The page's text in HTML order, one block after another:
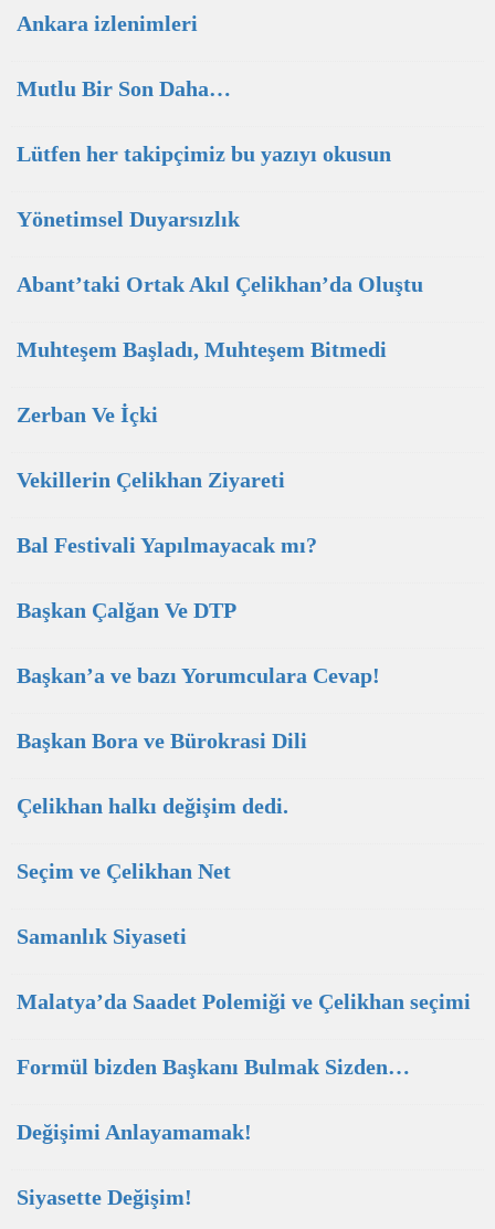
Ankara izlenimleri
Mutlu Bir Son Daha…
Lütfen her takipçimiz bu yazıyı okusun
Yönetimsel Duyarsızlık
Abant’taki Ortak Akıl Çelikhan’da Oluştu
Muhteşem Başladı, Muhteşem Bitmedi
Zerban Ve İçki
Vekillerin Çelikhan Ziyareti
Bal Festivali Yapılmayacak mı?
Başkan Çalğan Ve DTP
Başkan’a ve bazı Yorumculara Cevap!
Başkan Bora ve Bürokrasi Dili
Çelikhan halkı değişim dedi.
Seçim ve Çelikhan Net
Samanlık Siyaseti
Malatya’da Saadet Polemiği ve Çelikhan seçimi
Formül bizden Başkanı Bulmak Sizden…
Değişimi Anlayamamak!
Siyasette Değişim!